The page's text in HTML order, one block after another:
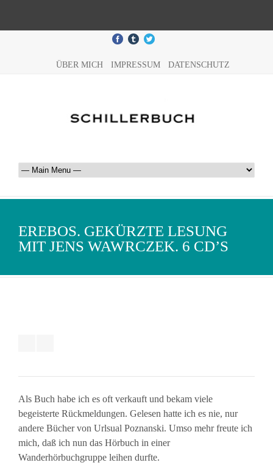
ÜBER MICH IMPRESSUM DATENSCHUTZ
EREBOS. GEKÜRZTE LESUNG
MIT JENS WAWRCZEK. 6 CD’S
Als Buch habe ich es oft verkauft und bekam viele
begeisterte Rückmeldungen. Gelesen hatte ich es nie, nur
andere Bücher von Urlsual Poznanski. Umso mehr freute ich
mich, daß ich nun das Hörbuch in einer
Wanderhörbuchgruppe leihen durfte.